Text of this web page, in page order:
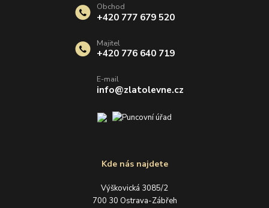
Kde nás najdete
Výškovická 3085/2
700 30 Ostrava-Zábřeh
Obchod
+420 777 679 520
Majitel
+420 776 640 719
E-mail
info@zlatolevne.cz